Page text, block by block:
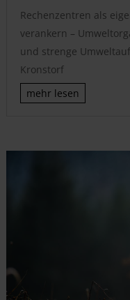
Rechenzentren als
verankern –
und strenge
Kronstorf
mehr lesen